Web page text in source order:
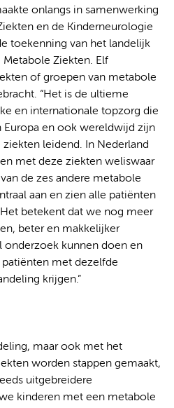
onlangs in samenwerking
en de Kinderneurologie
toekenning van het landelijk
Ziekten. Elf
of groepen van metabole
“Het is de ultieme
en internationale topzorg die
Europa en ook wereldwijd zijn
leidend. In Nederland
met deze ziekten weliswaar
de zes andere metabole
aan en zien alle patiënten
betekent dat we nog meer
beter en makkelijker
onderzoek kunnen doen en
met dezelfde
krijgen.”
maar ook met het
worden stappen gemaakt,
uitgebreidere
kinderen met een metabole